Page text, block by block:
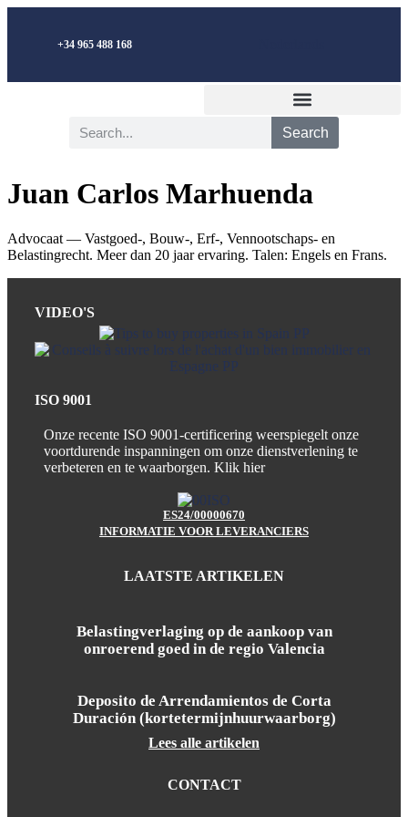
+34 965 488 168
Search
Juan Carlos Marhuenda
Advocaat — Vastgoed-, Bouw-, Erf-, Vennootschaps- en
Belastingrecht. Meer dan 20 jaar ervaring. Talen: Engels en Frans.
VIDEO'S
ISO 9001
Onze recente ISO 9001-certificering weerspiegelt onze
voortdurende inspanningen om onze dienstverlening te
verbeteren en te waarborgen. Klik hier
ES24/00000670
INFORMATIE VOOR LEVERANCIERS
LAATSTE ARTIKELEN
Belastingverlaging op de aankoop van
onroerend goed in de regio Valencia
Deposito de Arrendamientos de Corta
Duración (kortetermijnhuurwaarborg)
Lees alle artikelen
CONTACT